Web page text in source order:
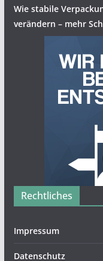
Wie stabile
verändern – mehr
Rechtliches
Impressum
Datenschutz